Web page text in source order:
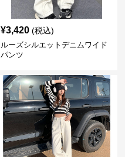
¥3,420 (税込)
ルーズシルエットデニムワイド
パンツ